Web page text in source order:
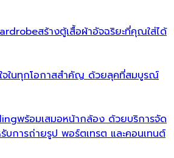
สร้างตู้เสื้อผ้าอัจฉริยะที่คุณใส่ได้
จในทุกโอกาสสำคัญ ด้วยลุคที่สมบูรณ์
พร้อมเสมอหน้ากล้อง ด้วยบริการจัด
บการถ่ายรูป พอร์ตเทรต และคอนเทนต์